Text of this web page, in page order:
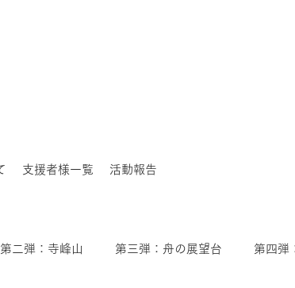
支援者様一覧 活動報告
第二弾：寺峰山 第三弾：舟の展望台 第四弾